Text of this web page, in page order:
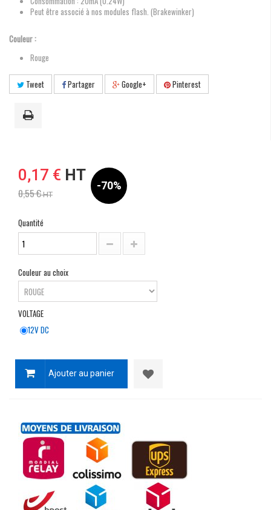
Peut être associé à nos modules flash. (Brakewinker)
Couleur :
Rouge
Tweet Partager Google+ Pinterest
0,17 € HT
0,55 €HT
-70%
Quantité
Couleur au choix
VOLTAGE
12V DC
Ajouter au panier